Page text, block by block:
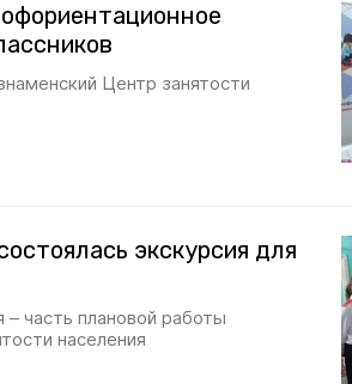
Центр занятости
экскурсия для
часть плановой работы
населения